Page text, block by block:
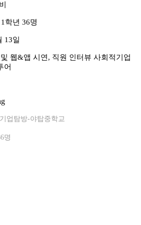
학년 36명
13일
웹&앱 시연, 직원 인터뷰 사회적기업
어
업탐방-야탑중학교
명